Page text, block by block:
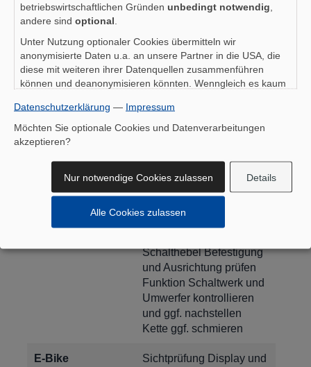
Funktion und Befestigung
Bremsbeläge,
Bremsscheiben prüfen
Bowdenzüge und/oder
Bremsleitungen prüfen
Dichtigkeit und
Druckpunkt prüfen
Schaltung &
Kette, Kassette und
Kettenblätter auf
Verschleiß prüfen
Schaltwerk- und
Schalthebel Befestigung
und Ausrichtung prüfen
Funktion Schaltwerk und
Umwerfer kontrollieren
und ggf. nachstellen
Kette ggf. schmieren
E-Bike
Sichtprüfung Display und
betriebswirtschaftlichen Gründen unbedingt notwendig
andere sind optional
Unter Nutzung optionaler Cookies übermitteln wir
anonymisierte Daten u.a. an unsere Partner in die USA, die
diese mit weiteren ihrer Datenquellen zusammenführen
können und deanonymisieren könnten. Wenngleich es kaum
Behörden), ist auch zu bedenken, dass Ihre Daten in den
USA nicht in der gleichen Weise geschützt sind wie bei uns in
der Europäischen Union.
Datenschutzerklärung — Impressum
Möchten Sie optionale Cookies und Datenverarbeitungen
akzeptieren?
Details
Nur notwendige Cookies zulassen
Alle Cookies zulassen